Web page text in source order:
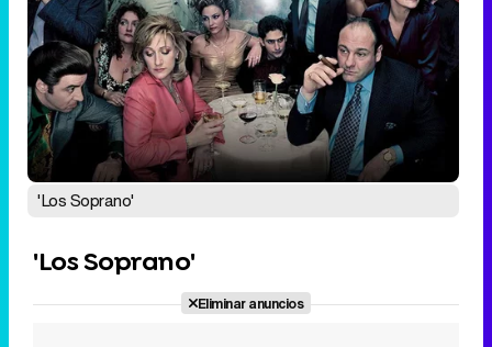
Tráiler de la tercera temporada de 'The Walking Dead: Dead City' de AMC+
'Los Soprano'
'Los Soprano'
Eliminar anuncios